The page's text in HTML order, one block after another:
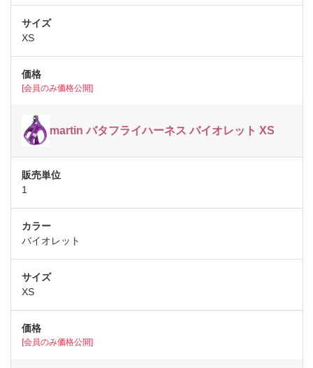
XS
[会員のみ価格公開]
martin バタフライハーネス バイオレット XS
1
バイオレット
XS
[会員のみ価格公開]